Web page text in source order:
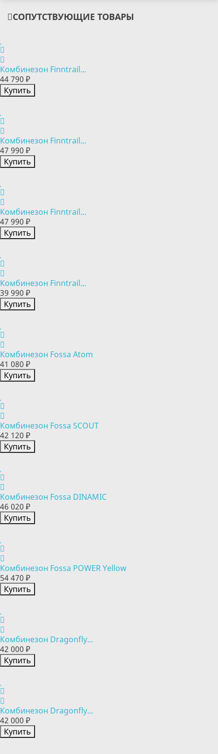
СОПУТСТВУЮЩИЕ ТОВАРЫ
Комбинезон Finntrail...
44 790 ₽
Купить
Комбинезон Finntrail...
47 990 ₽
Купить
Комбинезон Finntrail...
47 990 ₽
Купить
Комбинезон Finntrail...
39 990 ₽
Купить
Комбинезон Fossa Atom
41 080 ₽
Купить
Комбинезон Fossa SCOUT
42 120 ₽
Купить
Комбинезон Fossa DINAMIC
46 020 ₽
Купить
Комбинезон Fossa POWER Yellow
54 470 ₽
Купить
Комбинезон Dragonfly...
42 000 ₽
Купить
Комбинезон Dragonfly...
42 000 ₽
Купить